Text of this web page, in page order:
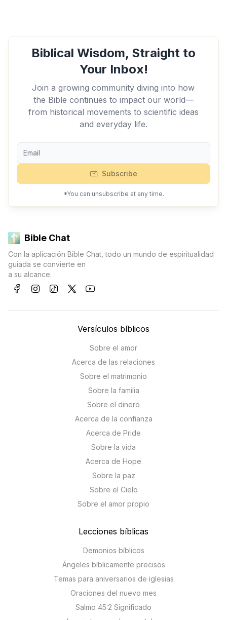
Biblical Wisdom, Straight to
Your Inbox!
Join a growing community diving into how
the Bible continues to impact our world—
from historical movements to scientific ideas
and everyday life.
Subscribe
*You can unsubscribe at any time.
Bible Chat
Con la aplicación Bible Chat, todo un mundo de espiritualidad
guiada se convierte en
a su alcance.
Versículos bíblicos
Sobre el amor
Acerca de las relaciones
Sobre el matrimonio
Sobre la familia
Sobre el dinero
Acerca de la confianza
Acerca de Pride
Sobre la vida
Acerca de Hope
Sobre la paz
Sobre el Cielo
Sobre el amor propio
Lecciones bíblicas
Demonios bíblicos
Ángeles bíblicamente precisos
Temas para aniversarios de iglesias
Oraciones del nuevo mes
Salmo 45:2 Significado